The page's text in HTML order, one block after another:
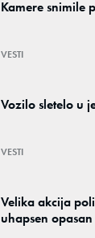
Kamere snimile
VESTI
Vozilo sletelo u
VESTI
Velika akcija
uhapsen